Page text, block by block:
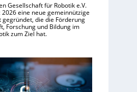
Gesellschaft für Robotik e.V.
eine neue gemeinnützige
gegründet, die die Förderung
Forschung und Bildung im
zum Ziel hat.